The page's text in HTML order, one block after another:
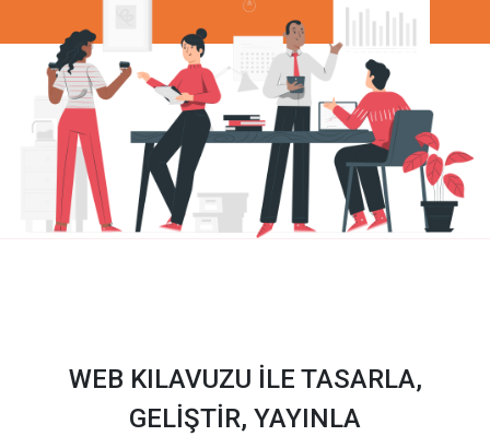
WEB KILAVUZU İLE TASARLA,
GELİŞTİR, YAYINLA